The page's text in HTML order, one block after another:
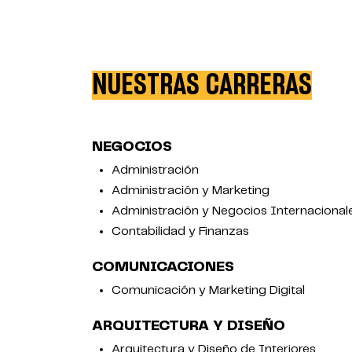
NUESTRAS CARRERAS
NEGOCIOS
Administración
Administración y Marketing
Administración y Negocios
Contabilidad y Finanzas
COMUNICACIONES
Comunicación y Marketing Digital
ARQUITECTURA Y DISEÑO
Arquitectura y Diseño de Interiores